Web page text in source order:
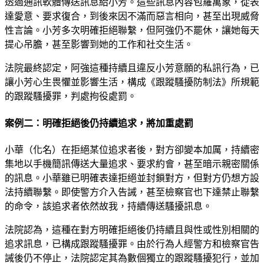
透過通訊軟體傳送訊息給小芳。這些訊息內容包羅萬象，從表
達愛意、要求復合，到後來因不滿而惡言相向，甚至出現威脅
性言論。小芳多次明確拒絕聯繫，但阿強仍不罷休，讓她每天
提心吊膽，甚至影響到她的工作和社交生活。
法院最終認定，阿強這種持續且違反小芳意願的私訊行為，已
讓小芳心生畏懼並影響生活，構成《跟蹤騷擾防制法》所規範
的跟蹤騷擾罪，判處拘役處罰。
案例二：明確拒絕後仍持續追求，將加重處罰
小華（化名）在拒絕某位追求者後，對方卻變本加厲，持續密
集地以手機簡訊傳送大量追求、要求約會，甚至暗示親密關係
的訊息。小華雖已明確表達拒絕並封鎖對方，但對方仍想方設
法持續聯繫。即使警方介入告誡，甚至檢察官也下達禁止聯繫
的命令，該追求者依然故我，持續傳送騷擾訊息。
法院認為，這種在對方明確拒絕後仍持續且與性或性別相關的
追求訊息，已構成跟蹤騷擾罪。由於行為人經警方和檢察官告
誡後仍不停止，法院認定其為數個獨立的跟蹤騷擾犯行，並加